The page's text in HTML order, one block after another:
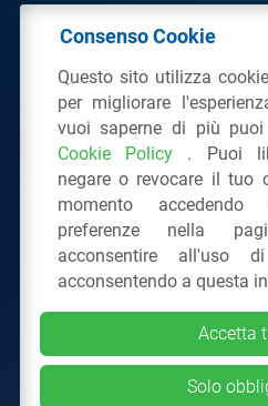
Plastiche
C.F.
Via San Vittore 36
Tel.: 02
Tutti i diritti riservati
Consenso Cookie
Questo sito utilizza
per migliorare
vuoi saperne di più
Cookie Policy . Puoi
negare o revocare il tuo
momento
preferenze nella
acconsentire all'uso
acconsentendo a questa
Accetta
Solo